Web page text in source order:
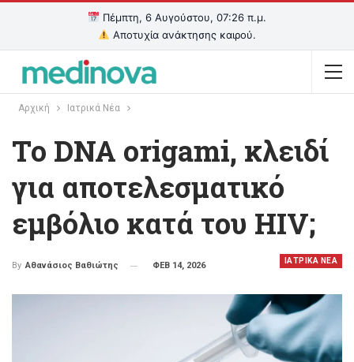
Πέμπτη, 6 Αυγούστου, 07:26 π.μ.
Αποτυχία ανάκτησης καιρού.
Αρχική Ιατρικά Νέα
Το DNA origami, κλειδί
για αποτελεσματικό
εμβόλιο κατά του HIV;
ΙΑΤΡΙΚΑ ΝΕΑ
By Αθανάσιος Βαθιώτης ΦΕΒ 14, 2026